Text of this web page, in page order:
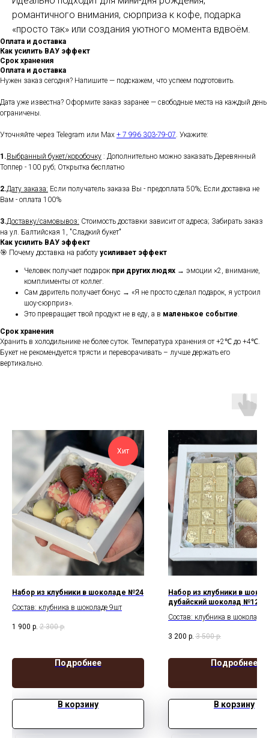
романтичного внимания, сюрприза к кофе, подарка
«просто так» или создания уютного момента вдвоём.
Оплата и доставка
Как усилить ВАУ эффект
Срок хранения
Оплата и доставка
Нужен заказ сегодня? Напишите — подскажем, что успеем подготовить.
Дата уже известна? Оформите заказ заранее — свободные места на каждый день
ограничены.
Уточняйте через Telegram или Max + 7 996 303-79-07. Укажите:
1.Выбранный букет/коробочку : Дополнительно можно заказать Деревянный
Топпер - 100 руб; Открытка бесплатно
2.Дату заказа: Если получатель заказа Вы - предоплата 50%; Если доставка не
Вам - оплата 100%
3.Доставку/самовывоз: Стоимость доставки зависит от адреса; Забирать заказ
на ул. Балтийская 1, "Сладкий букет"
Как усилить ВАУ эффект
🎯 Почему доставка на работу усиливает эффект
Человек получает подарок при других людях → эмоции ×2, внимание,
комплименты от коллег.
Сам даритель получает бонус → «Я не просто сделал подарок, я устроил
шоу-сюрприз».
Это превращает твой продукт не в еду, а в маленькое событие.
Срок хранения
Хранить в холодильнике не более суток. Температура хранения от +2℃ до +4℃.
Букет не рекомендуется трясти и переворачивать – лучше держать его
вертикально.
Хит
Набор из клубники в шоколаде №24
Состав: клубника в шоколаде 9шт
1 900 р. 2 300 р.
Подробнее
В корзину
Набор из клубники в
дубайский шоколад №12
Состав: клубника в шоколаде
3 200 р. 3 500 р.
Подробнее
В корзину